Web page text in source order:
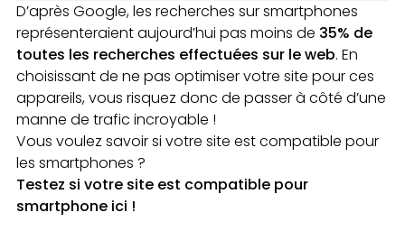
D’après Google, les recherches sur smartphones
représenteraient aujourd’hui pas moins de 35% de
toutes les recherches effectuées sur le web. En
choisissant de ne pas optimiser votre site pour ces
appareils, vous risquez donc de passer à côté d’une
manne de trafic incroyable !
Vous voulez savoir si votre site est compatible pour
les smartphones ?
Testez si votre site est compatible pour
smartphone ici !